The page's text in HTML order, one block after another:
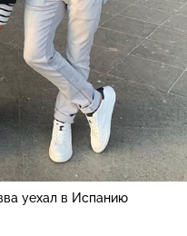
уехал в Испанию